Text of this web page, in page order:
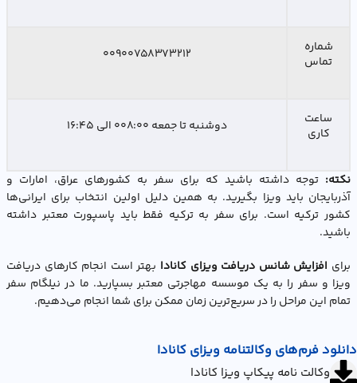
شماره
تماس
۰۰۹۰۰۷۵۸۳۷۳۲۱۲
ساعت
کاری
دوشنبه تا جمعه ۰۰۸:۰۰ الی ۱۶:۴۵
نکته: توجه داشته باشید که برای سفر به کشورهای عراق، امارات و
آذربایجان باید ویزا بگیرید. به همین دلیل اولین انتخاب برای ایرانی‌ها
کشور ترکیه است. برای سفر به ترکیه فقط باید پاسپورت معتبر داشته
باشید.
برای افزایش شانس دریافت ویزای کانادا بهتر است انجام کارهای دریافت
ویزا و سفر را به یک موسسه مهاجرتی معتبر بسپارید. ما در نیلگام سفر
تمام این مراحل را در سریع‌ترین زمان ممکن برای شما انجام می‌دهیم.
دانلود فرم‌های وکالتنامه ویزای کانادا
وکالت نامه پیکاپ ویزا کانادا